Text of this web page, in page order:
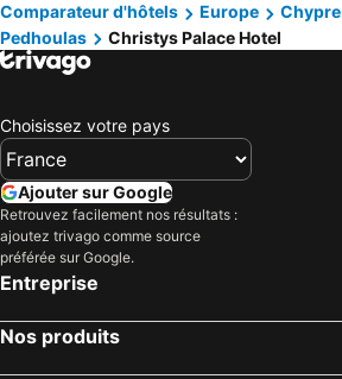
Comparateur d'hôtels
Europe Chypre
Pedhoulas
Christys Palace Hotel
Choisissez votre pays
Ajouter sur Google
Retrouvez facilement nos résultats :
ajoutez trivago comme source
préférée sur Google.
Entreprise
Nos produits